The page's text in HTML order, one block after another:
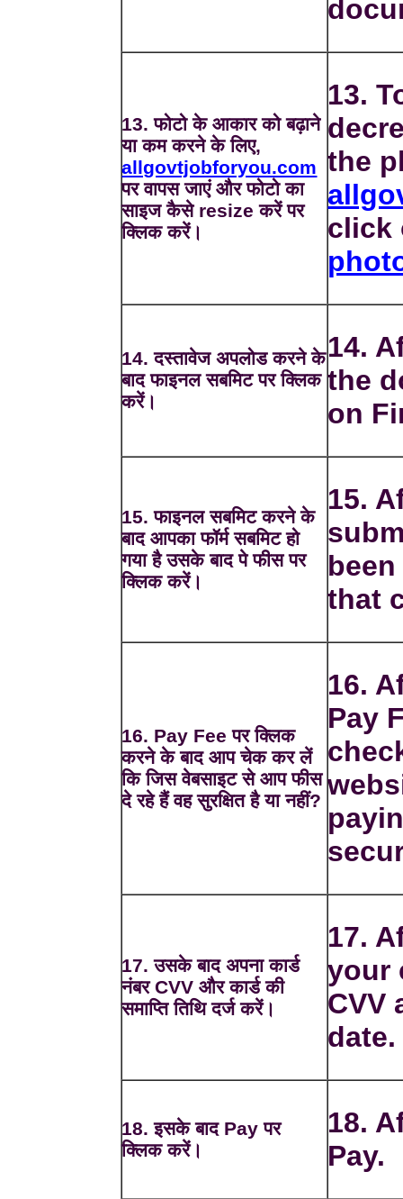
13. फोटो के आकार को बढ़ाने
या कम करने के लिए,
allgovtjobforyou.com
पर वापस जाएं और फोटो का
साइज कैसे resize करें पर
क्लिक करें।
13.
the
click
14. दस्तावेज अपलोड करने के
बाद फाइनल सबमिट पर क्लिक
करें।
14.
the
on
15. फाइनल सबमिट करने के
बाद आपका फॉर्म सबमिट हो
गया है उसके बाद पे फीस पर
क्लिक करें।
15.
that
16. Pay Fee पर क्लिक
करने के बाद आप चेक कर लें
कि जिस वेबसाइट से आप फीस
दे रहे हैं वह सुरक्षित है या नहीं?
16.
Pay
17. उसके बाद अपना कार्ड
नंबर CVV और कार्ड की
समाप्ति तिथि दर्ज करें।
17.
your
CVV
date.
18. इसके बाद Pay पर
क्लिक करें।
18.
Pay.